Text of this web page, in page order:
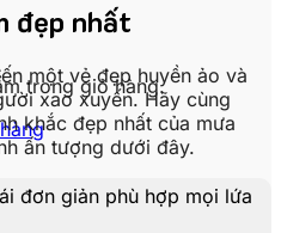
trong giỏ hàng.
đẹp nhất
một vẻ đẹp huyền ảo và
xao xuyến. Hãy cùng
khắc đẹp nhất của mưa
ấn tượng dưới đây.
đơn giản phù hợp mọi lứa